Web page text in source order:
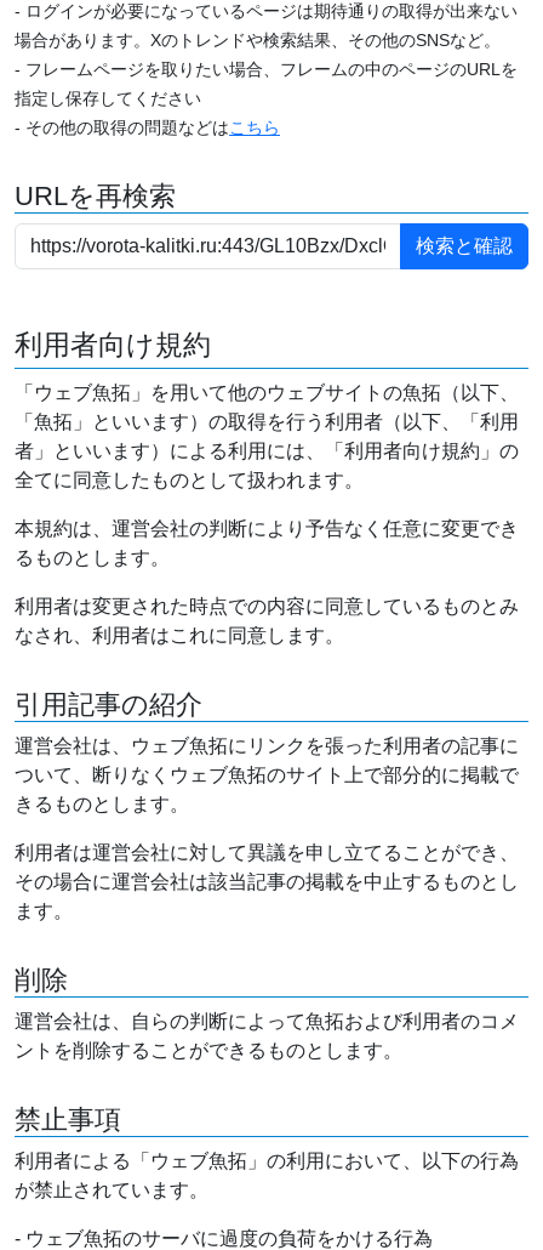
- ログインが必要になっているページは期待通りの取得が出来ない
場合があります。Xのトレンドや検索結果、その他のSNSなど。
- フレームページを取りたい場合、フレームの中のページのURLを
指定し保存してください
- その他の取得の問題などはこちら
URLを再検索
利用者向け規約
「ウェブ魚拓」を用いて他のウェブサイトの魚拓（以下、
「魚拓」といいます）の取得を行う利用者（以下、「利用
者」といいます）による利用には、「利用者向け規約」の
全てに同意したものとして扱われます。
本規約は、運営会社の判断により予告なく任意に変更でき
るものとします。
利用者は変更された時点での内容に同意しているものとみ
なされ、利用者はこれに同意します。
引用記事の紹介
運営会社は、ウェブ魚拓にリンクを張った利用者の記事に
ついて、断りなくウェブ魚拓のサイト上で部分的に掲載で
きるものとします。
利用者は運営会社に対して異議を申し立てることができ、
その場合に運営会社は該当記事の掲載を中止するものとし
ます。
削除
運営会社は、自らの判断によって魚拓および利用者のコメ
ントを削除することができるものとします。
禁止事項
利用者による「ウェブ魚拓」の利用において、以下の行為
が禁止されています。
- ウェブ魚拓のサーバに過度の負荷をかける行為